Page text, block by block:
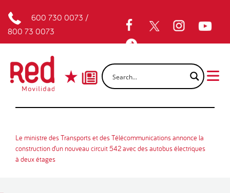
600 730 0073 /
800 73 0073
Le ministre des Transports et des Télécommunications annonce la
construction d’un nouveau circuit 542 avec des autobus électriques
à deux étages